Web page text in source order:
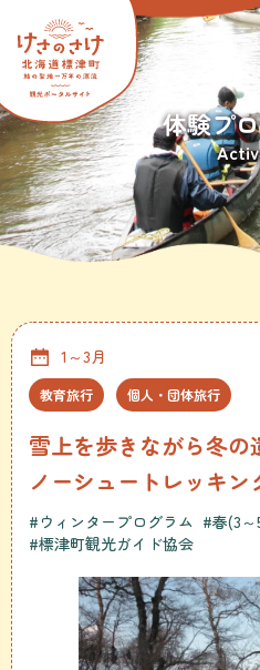
体験プ
教育旅行 個人・団体旅行
1～3月
雪上を歩きながら冬の
ノーシュートレッキン
#ウィンタープログラム #春(3～
#標津町観光ガイド協会